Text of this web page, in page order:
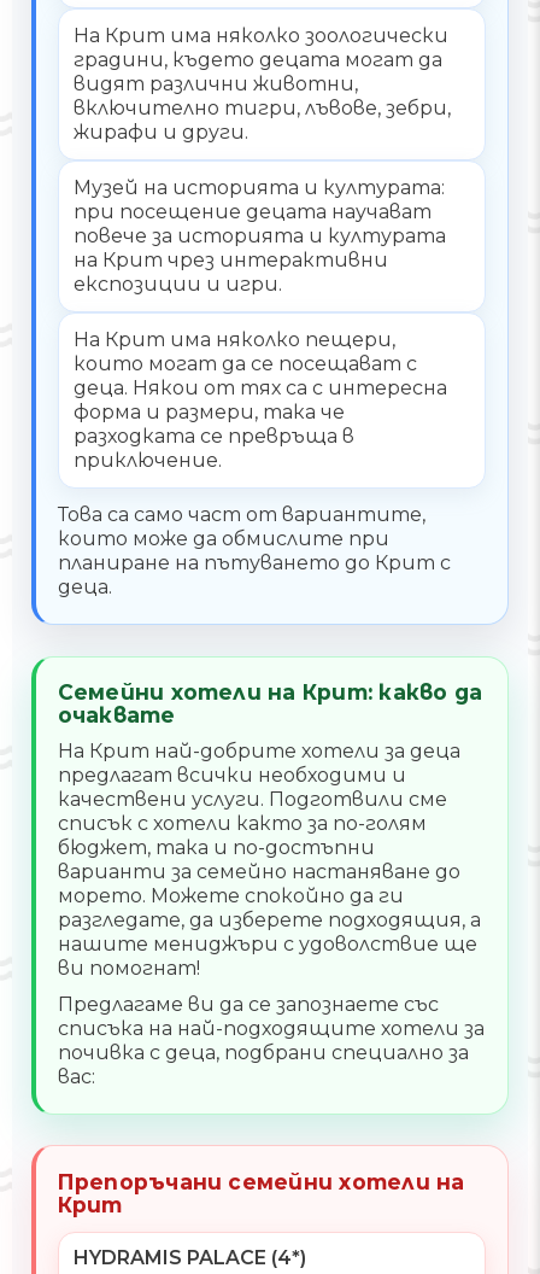
На Крит има няколко зоологически
градини, където децата могат да
видят различни животни,
включително тигри, лъвове, зебри,
жирафи и други.
Музей на историята и културата:
при посещение децата научават
повече за историята и културата
на Крит чрез интерактивни
експозиции и игри.
На Крит има няколко пещери,
които могат да се посещават с
деца. Някои от тях са с интересна
форма и размери, така че
разходката се превръща в
приключение.
Това са само част от вариантите,
които може да обмислите при
планиране на пътуването до Крит с
деца.
Семейни хотели на Крит: какво да
очаквате
На Крит най-добрите хотели за деца
предлагат всички необходими и
качествени услуги. Подготвили сме
списък с хотели както за по-голям
бюджет, така и по-достъпни
варианти за семейно настаняване до
морето. Можете спокойно да ги
разгледате, да изберете подходящия, а
нашите мениджъри с удоволствие ще
ви помогнат!
Предлагаме ви да се запознаете със
списъка на най-подходящите хотели за
почивка с деца, подбрани специално за
вас:
Препоръчани семейни хотели на
Крит
HYDRAMIS PALACE (4*)